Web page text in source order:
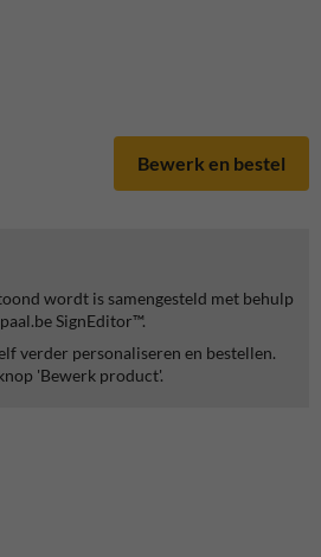
wordt is samengesteld met behulp
SignEditor™.
verder personaliseren en bestellen.
'Bewerk product'.
Bewerk en bestel